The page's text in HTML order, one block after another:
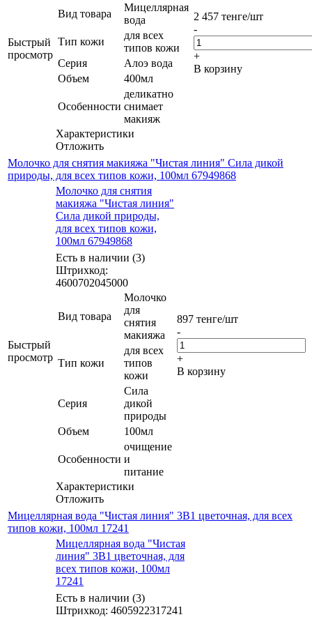
Быстрый
просмотр
Вид товара
Мицеллярная
вода
Тип кожи
для всех
типов кожи
Серия
Алоэ вода
Объем
400мл
Особенности
деликатно
снимает
макияж
Характеристики
Отложить
2 457 тенге/шт
-
+
В корзину
Молочко для снятия макияжа "Чистая линия" Сила дикой
природы, для всех типов кожи, 100мл 67949868
Быстрый
просмотр
Молочко для снятия
макияжа "Чистая линия"
Сила дикой природы,
для всех типов кожи,
100мл 67949868
Есть в наличии (3)
Штрихкод:
4600702045000
Вид товара
Молочко
для
снятия
макияжа
Тип кожи
для всех
типов
кожи
Серия
Сила
дикой
природы
Объем
100мл
Особенности
очищение
и
питание
Характеристики
Отложить
897 тенге/шт
-
+
В корзину
Мицеллярная вода "Чистая линия" 3В1 цветочная, для всех
типов кожи, 100мл 17241
Мицеллярная вода "Чистая
линия" 3В1 цветочная, для
всех типов кожи, 100мл
17241
Есть в наличии (3)
Штрихкод: 4605922317241